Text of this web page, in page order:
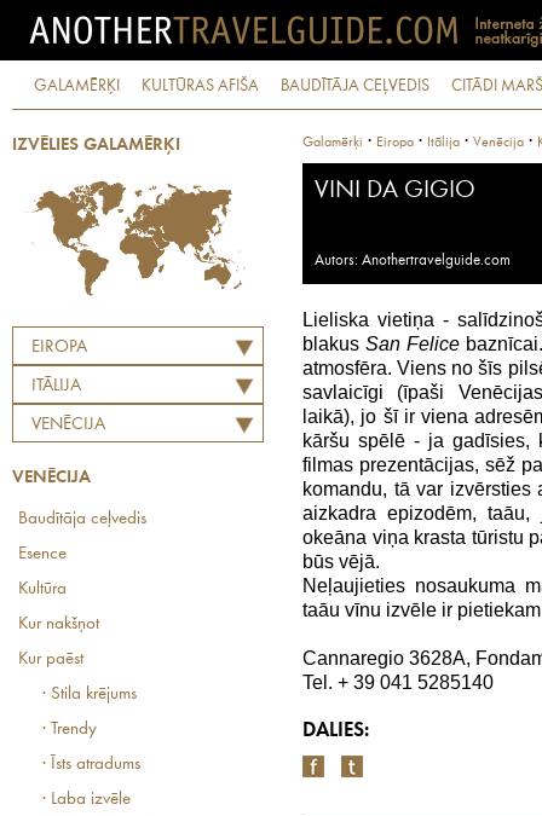
GALAMĒRĶI KULTŪRAS AFIŠA BAUDĪTĀJA CEĻVEDIS CITĀDI
IZVĒLIES GALAMĒRĶI
EIROPA
ITĀLIJA
VENĒCIJA
VENĒCIJA
Baudītāja ceļvedis
Esence
Kultūra
Kur nakšņot
Kur paēst
· Stila krējums
· Trendy
· Īsts atradums
· Laba izvēle
Galamērķi · Eiropa · Itālija · Venēcija ·
VINI DA GIGIO
Autors: Anothertravelguide.com
Lieliska vietiņa -
blakus San Felice
atmosfēra. Viens no šīs
savlaicīgi (īpaši
laikā), jo šī ir viena
kāršu spēlē - ja gadīsies,
filmas prezentācijas, sēž
komandu, tā var
aizkadra epizodēm,
okeāna viņa krasta tūristu
būs vējā.
Neļaujieties nosaukuma
taāu vīnu izvēle ir
Cannaregio 3628A,
Tel. + 39 041 5285140
DALIES: